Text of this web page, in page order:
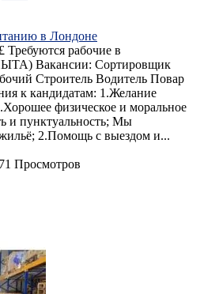
в Лондоне
Требуются рабочие в
Вакансии: Сортировщик
Строитель Водитель Повар
к кандидатам: 1.Желание
физическое и моральное
и пунктуальность; Мы
2.Помощь с выездом и...
Просмотров